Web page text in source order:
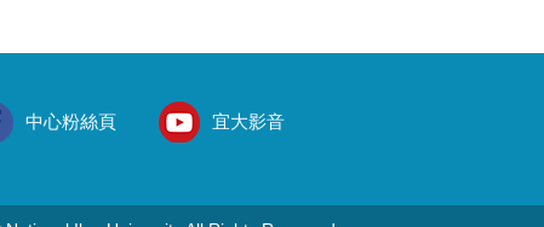
中心粉絲頁 宜大影音